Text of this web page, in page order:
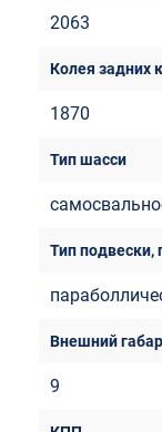
2063
1870
9